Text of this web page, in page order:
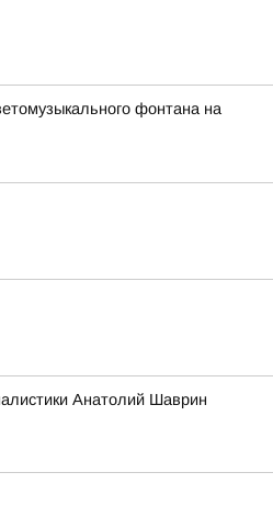
фонтана на
Анатолий Шаврин